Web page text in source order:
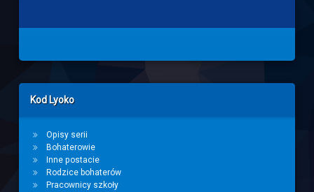
Left Sidebar
Kod Lyoko
Opisy serii
Bohaterowie
Inne postacie
Rodzice bohaterów
Pracownicy szkoły